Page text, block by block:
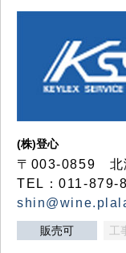
(株)登心
〒003-0859 北
TEL：011-879-
販売可 工